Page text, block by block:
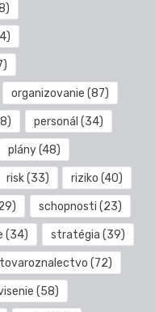
organizovanie (87)
personál (34)
plány(48)
risk(33) riziko (40)
schopnosti (23)
(34) stratégia (39)
tovaroznalectvo (72)
(58)